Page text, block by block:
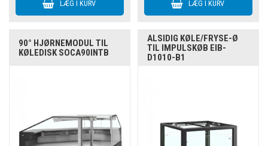
90° HJØRNEMODUL TIL
KØLEDISK SOCA90INTB
ALSIDIG KØLE/FRYSE-Ø
TIL IMPULSKØB EIB-
D1010-B1